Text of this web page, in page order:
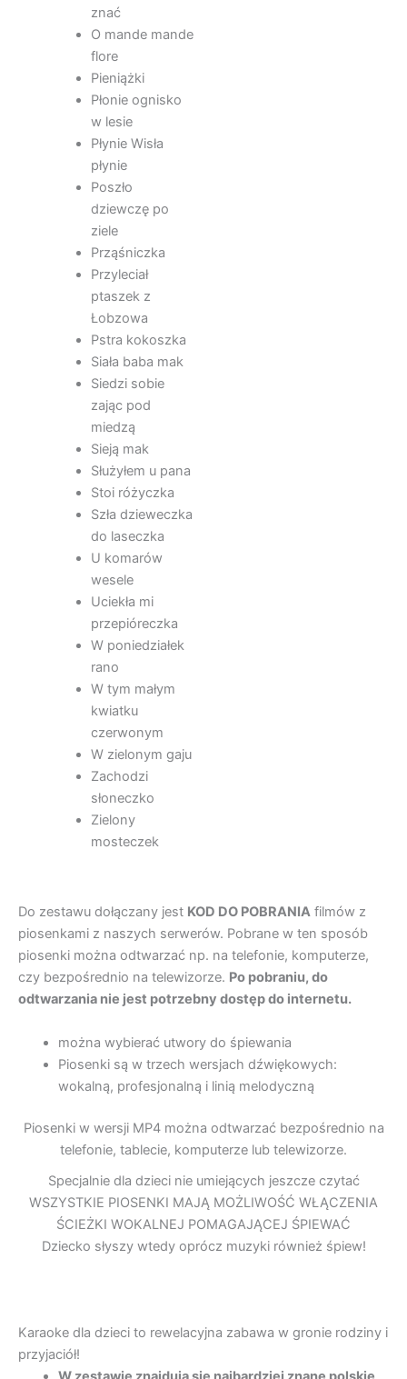
znać
O mande mande
flore
Pieniążki
Płonie ognisko
w lesie
Płynie Wisła
płynie
Poszło
dziewczę po
ziele
Prząśniczka
Przyleciał
ptaszek z
Łobzowa
Pstra kokoszka
Siała baba mak
Siedzi sobie
zając pod
miedzą
Sieją mak
Służyłem u pana
Stoi różyczka
Szła dzieweczka
do laseczka
U komarów
wesele
Uciekła mi
przepióreczka
W poniedziałek
rano
W tym małym
kwiatku
czerwonym
W zielonym gaju
Zachodzi
słoneczko
Zielony
mosteczek
Do zestawu dołączany jest KOD DO POBRANIA filmów z
piosenkami z naszych serwerów. Pobrane w ten sposób
piosenki można odtwarzać np. na telefonie, komputerze,
czy bezpośrednio na telewizorze. Po pobraniu, do
odtwarzania nie jest potrzebny dostęp do internetu.
można wybierać utwory do śpiewania
Piosenki są w trzech wersjach dźwiękowych:
wokalną, profesjonalną i linią melodyczną
Piosenki w wersji MP4 można odtwarzać bezpośrednio na
telefonie, tablecie, komputerze lub telewizorze.
Specjalnie dla dzieci nie umiejących jeszcze czytać
WSZYSTKIE PIOSENKI MAJĄ MOŻLIWOŚĆ WŁĄCZENIA
ŚCIEŻKI WOKALNEJ POMAGAJĄCEJ ŚPIEWAĆ
Dziecko słyszy wtedy oprócz muzyki również śpiew!
Karaoke dla dzieci to rewelacyjna zabawa w gronie rodziny i
przyjaciół!